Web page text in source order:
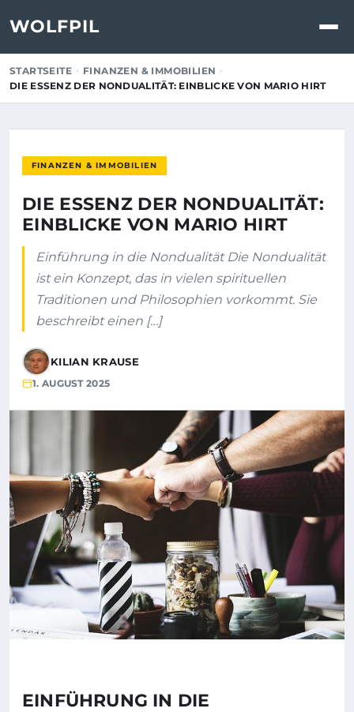
WOLFPIL
STARTSEITE
FINANZEN & IMMOBILIEN
DIE ESSENZ DER NONDUALITÄT: EINBLICKE VON MARIO HIRT
FINANZEN & IMMOBILIEN
DIE ESSENZ DER NONDUALITÄT:
EINBLICKE VON MARIO HIRT
Einführung in die Nondualität Die Nondualität
ist ein Konzept, das in vielen spirituellen
Traditionen und Philosophien vorkommt. Sie
beschreibt einen […]
KILIAN KRAUSE
1. AUGUST 2025
EINFÜHRUNG IN DIE